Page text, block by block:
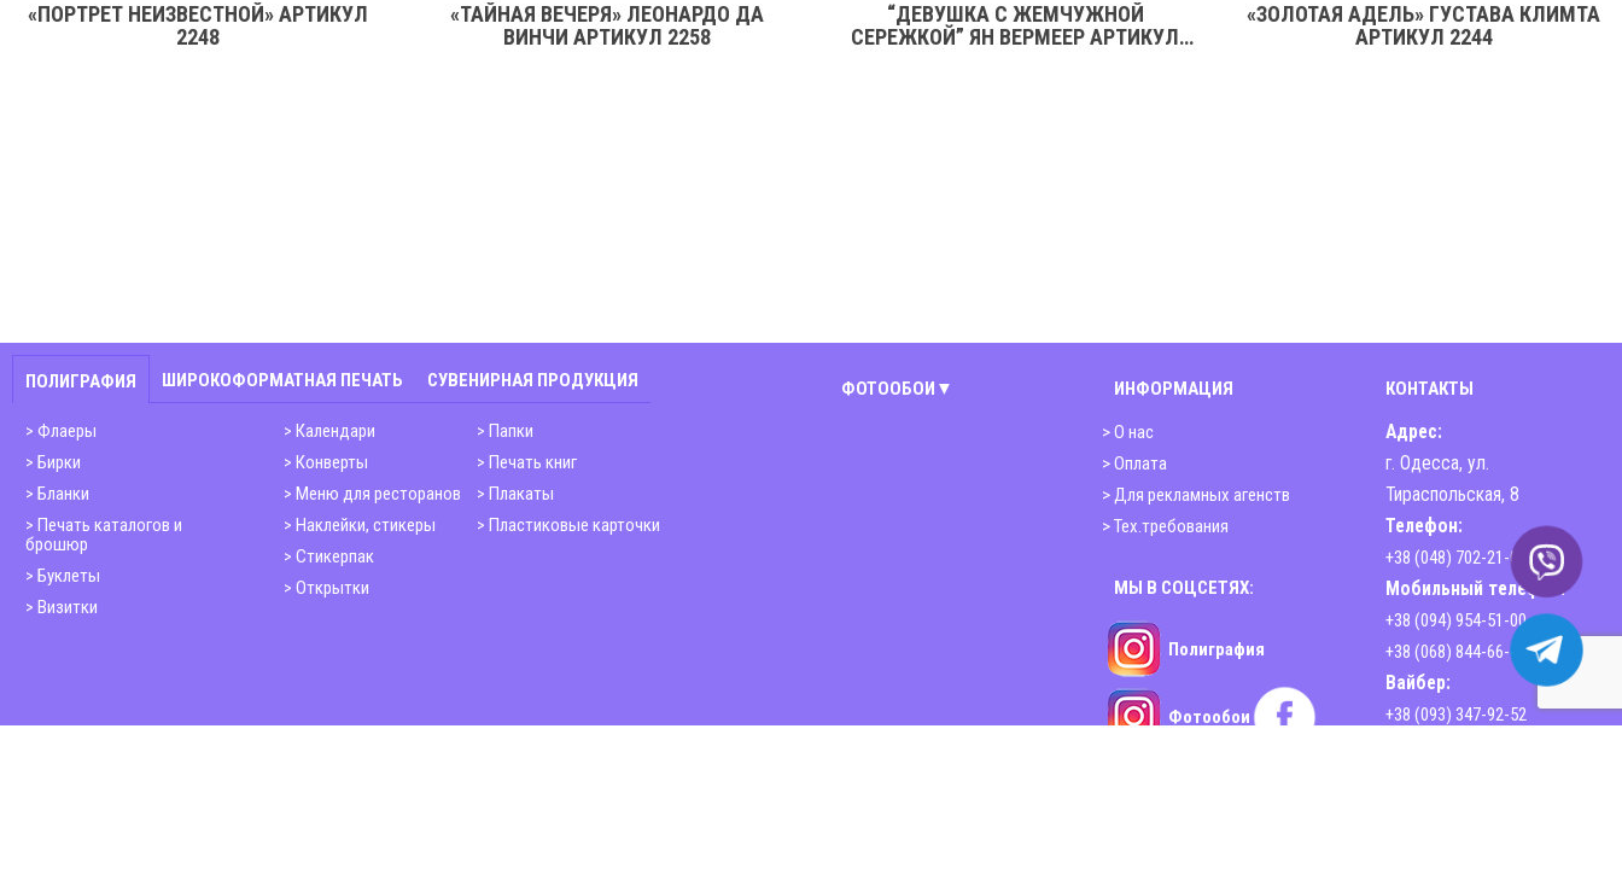
«ПОРТРЕТ НЕИЗВЕСТНОЙ» АРТИКУЛ
2248
«ТАЙНАЯ ВЕЧЕРЯ» ЛЕОНАРДО ДА
ВИНЧИ АРТИКУЛ 2258
“ДЕВУШКА С ЖЕМЧУЖНОЙ
СЕРЕЖКОЙ” ЯН ВЕРМЕЕР АРТИКУЛ
«ЗОЛОТАЯ АДЕЛЬ» ГУСТАВА КЛИМТА
АРТИКУЛ 2244
ПОЛИГРАФИЯ
Флаеры
Бирки
Бланки
Печать каталогов и
брошюр
Буклеты
Визитки
Календари
Конверты
Меню для ресторанов
Наклейки, стикеры
Стикерпак
Открытки
Папки
Печать книг
Плакаты
Пластиковые карточки
ШИРОКОФОРМАТНАЯ ПЕЧАТЬ СУВЕНИРНАЯ ПРОДУКЦИЯ ФОТООБОИ
ИНФОРМАЦИЯ
> О нас
> Оплата
> Для рекламных агенств
> Тех.требования
МЫ В СОЦСЕТЯХ:
Полиграфия
Фотообои
КОНТАКТЫ
Адрес:
г. Одесса, ул.
Тираспольская, 8
Телефон:
+38 (048) 702-21-00
Мобильный телефон:
+38 (094) 954-51-00
+38 (068) 844-66-44
Вайбер:
+38 (093) 347-92-52